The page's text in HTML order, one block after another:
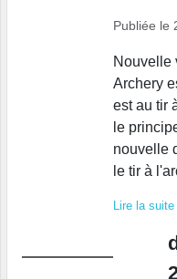
Publiée le
Nouvelle
Archery
est au tir
le
nouvelle
le tir à
Lire la suite